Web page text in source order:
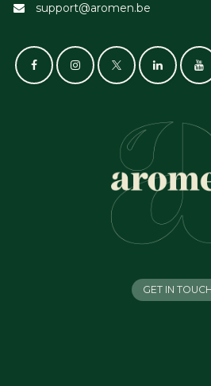
support@aromen.be
GET IN TOUCH